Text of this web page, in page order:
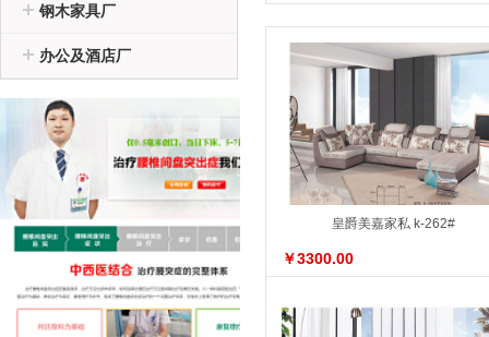
钢木家具厂
办公及酒店厂
皇爵美嘉家私 k-262#
￥3300.00